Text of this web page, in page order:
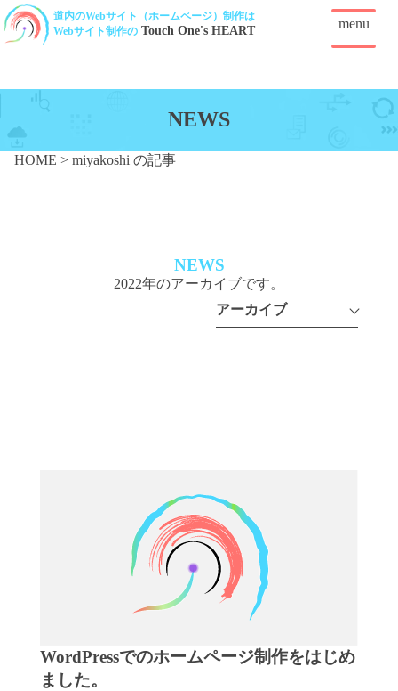
道内のWebサイト（ホームページ）制作は
Webサイト制作の Touch One's HEART menu
NEWS
HOME > miyakoshi の記事
NEWS
2022年のアーカイブです。
アーカイブ
WordPressでのホームページ制作をはじめ
ました。